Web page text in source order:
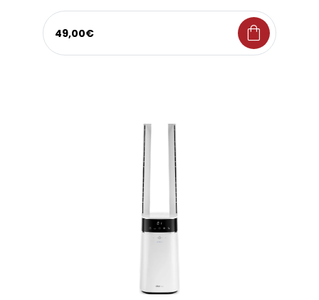
49,00€ shopping_bag